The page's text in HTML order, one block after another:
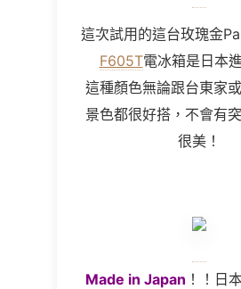
這次試用的這台玫瑰金
F605T電冰箱是日本
這種顏色無論跟台東家
景色都很好搭，不會有
很美！
Made in Japan ！！日